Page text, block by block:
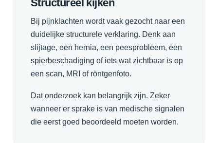
Structureel kijken
Bij pijnklachten wordt vaak gezocht naar een
duidelijke structurele verklaring. Denk aan
slijtage, een hernia, een peesprobleem, een
spierbeschadiging of iets wat zichtbaar is op
een scan, MRI of röntgenfoto.
Dat onderzoek kan belangrijk zijn. Zeker
wanneer er sprake is van medische signalen
die eerst goed beoordeeld moeten worden.